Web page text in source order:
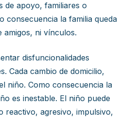
de apoyo, familiares o
consecuencia la familia queda
amigos, ni vínculos.
disfuncionalidades
Cada cambio de domicilio,
niño. Como consecuencia la
es inestable. El niño puede
reactivo, agresivo, impulsivo,